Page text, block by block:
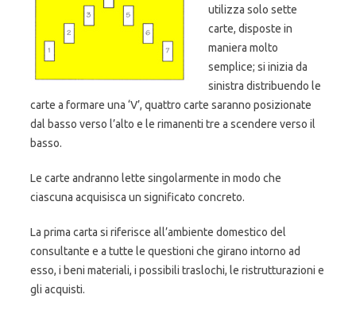
utilizza solo sette
carte, disposte in
maniera molto
semplice; si inizia da
sinistra distribuendo le
carte a formare una ‘V’, quattro carte saranno posizionate
dal basso verso l’alto e le rimanenti tre a scendere verso il
basso.
Le carte andranno lette singolarmente in modo che
ciascuna acquisisca un significato concreto.
La prima carta si riferisce all’ambiente domestico del
consultante e a tutte le questioni che girano intorno ad
esso, i beni materiali, i possibili traslochi, le ristrutturazioni e
gli acquisti.